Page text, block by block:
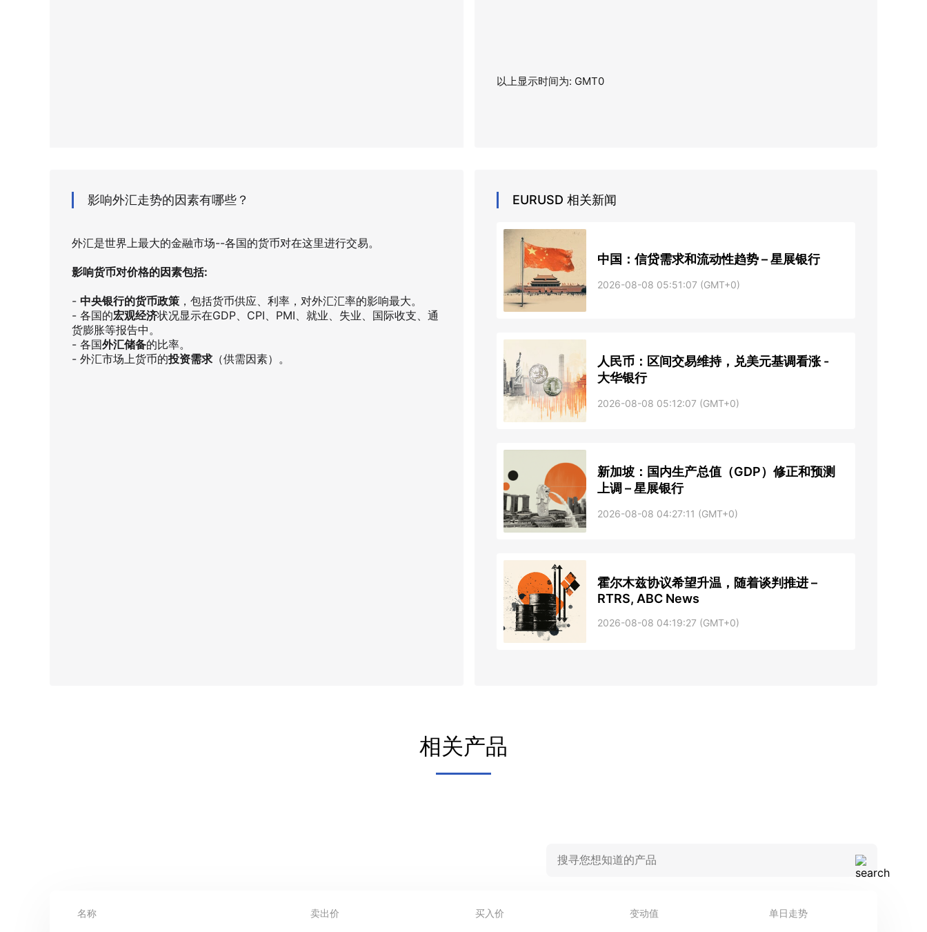
以上显示时间为: GMT0
影响外汇走势的因素有哪些？
外汇是世界上最大的金融市场--各国的货币对在这里进行交易。
影响货币对价格的因素包括:
- 中央银行的货币政策 ，包括货币供应、利率，对外汇汇率的影响最大。
- 各国的宏观经济状况显示在GDP、CPI、PMI、就业、失业、国际收支、通
货膨胀等报告中。
- 各国外汇储备的比率。
- 外汇市场上货币的投资需求 （供需因素）。
EURUSD 相关新闻
中国：信贷需求和流动性趋势 – 星展银行
2026-08-08 05:51:07 (GMT+0)
人民币：区间交易维持，兑美元基调看涨 -
大华银行
2026-08-08 05:12:07 (GMT+0)
新加坡：国内生产总值（GDP）修正和预测
上调 – 星展银行
2026-08-08 04:27:11 (GMT+0)
霍尔木兹协议希望升温，随着谈判推进 –
RTRS, ABC News
2026-08-08 04:19:27 (GMT+0)
相关产品
名称 卖出价 买入价 变动值 单日走势